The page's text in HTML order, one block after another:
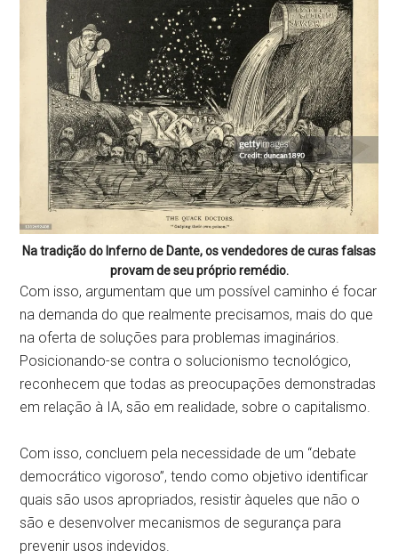
Na tradição do Inferno de Dante, os vendedores de curas falsas
provam de seu próprio remédio.
Com isso, argumentam que um possível caminho é focar
na demanda do que realmente precisamos, mais do que
na oferta de soluções para problemas imaginários.
Posicionando-se contra o solucionismo tecnológico,
reconhecem que todas as preocupações demonstradas
em relação à IA, são em realidade, sobre o capitalismo.
Com isso, concluem pela necessidade de um “debate
democrático vigoroso”, tendo como objetivo identificar
quais são usos apropriados, resistir àqueles que não o
são e desenvolver mecanismos de segurança para
prevenir usos indevidos.